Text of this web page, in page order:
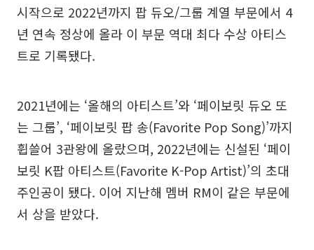
시작으로 2022년까지 팝 듀오/그룹 계열 부문에서 4
년 연속 정상에 올라 이 부문 역대 최다 수상 아티스
트로 기록됐다.
2021년에는 ‘올해의 아티스트’와 ‘페이보릿 듀오 또
는 그룹’, ‘페이보릿 팝 송(Favorite Pop Song)’까지
휩쓸어 3관왕에 올랐으며, 2022년에는 신설된 ‘페이
보릿 K팝 아티스트(Favorite K-Pop Artist)’의 초대
주인공이 됐다. 이어 지난해 멤버 RM이 같은 부문에
서 상을 받았다.